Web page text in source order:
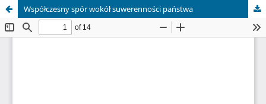
Współczesny spór wokół suwerenności państwa